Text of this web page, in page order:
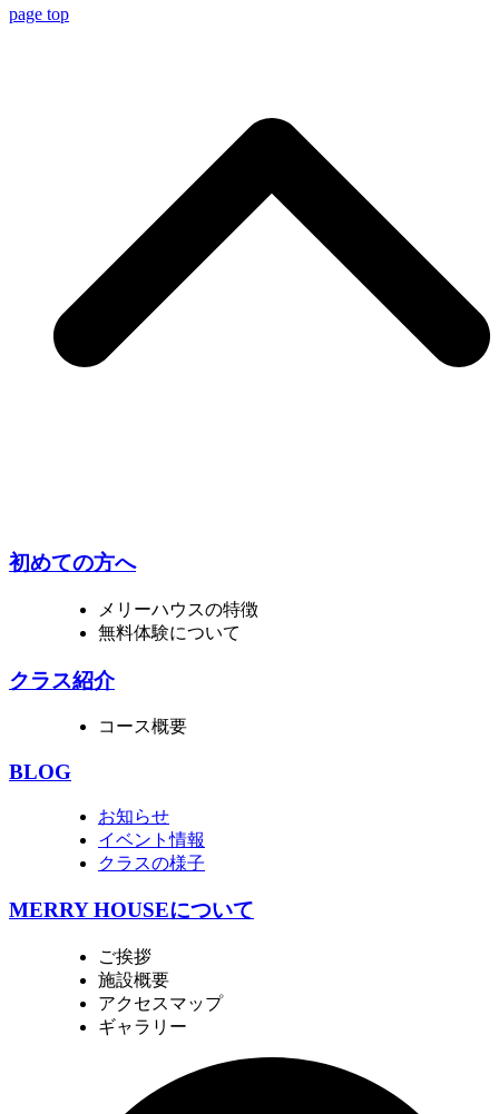
page top
初めての方へ
メリーハウスの特徴
無料体験について
クラス紹介
コース概要
BLOG
お知らせ
イベント情報
クラスの様子
MERRY HOUSEについて
ご挨拶
施設概要
アクセスマップ
ギャラリー